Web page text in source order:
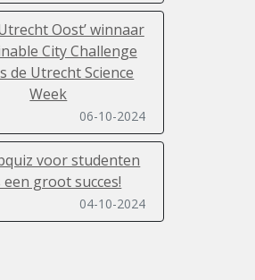
Oost’ winnaar
City Challenge
de Utrecht Science
Week
06-10-2024
voor studenten
een groot succes!
04-10-2024